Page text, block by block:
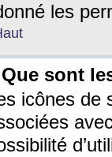
les
sont
icônes de